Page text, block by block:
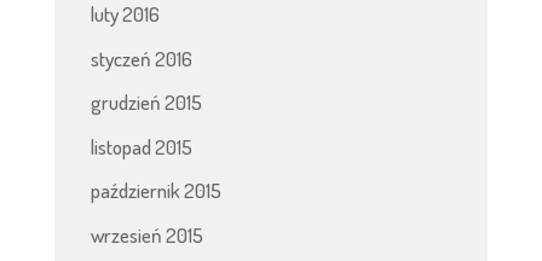
luty 2016
styczeń 2016
grudzień 2015
listopad 2015
październik 2015
wrzesień 2015